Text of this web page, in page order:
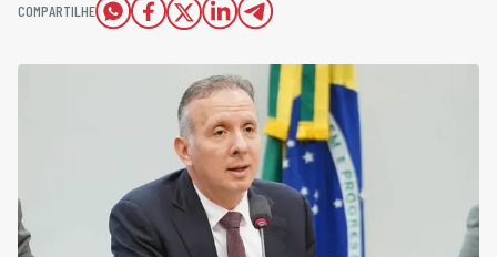
COMPARTILHE